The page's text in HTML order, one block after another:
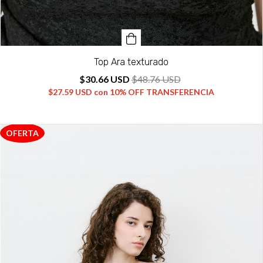
Top Ara texturado
$30.66 USD$48.76 USD
$27.59 USD con 10% OFF TRANSFERENCIA